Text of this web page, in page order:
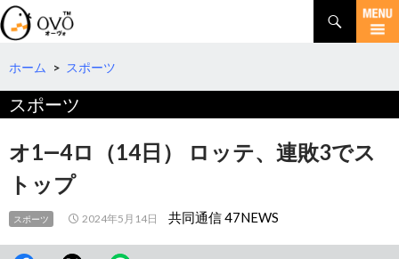
検
索
コ
テ
へ
動
ホーム > スポーツ
スポーツ
オ1―4ロ（14日） ロッテ、連敗3でス
トップ
スポーツ 2024年5月14日 共同通信 47NEWS